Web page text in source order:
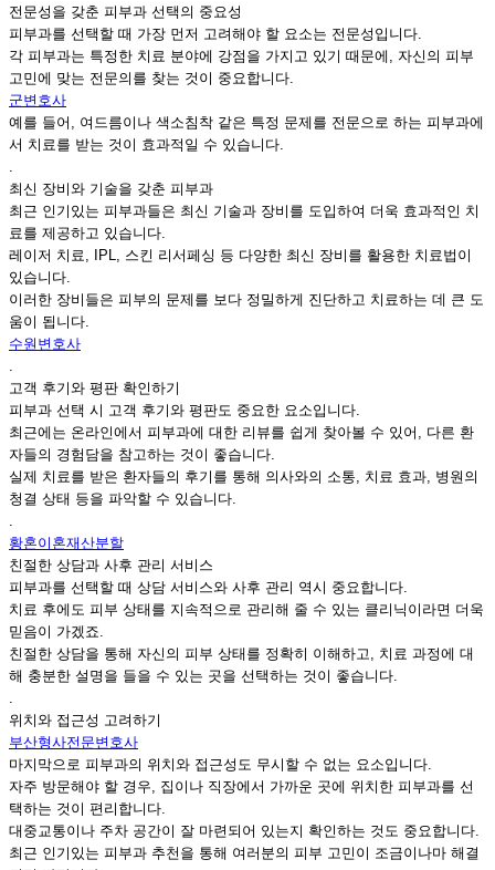
전문성을 갖춘 피부과 선택의 중요성
피부과를 선택할 때 가장 먼저 고려해야 할 요소는 전문성입니다.
각 피부과는 특정한 치료 분야에 강점을 가지고 있기 때문에, 자신의 피부
고민에 맞는 전문의를 찾는 것이 중요합니다.
군변호사
예를 들어, 여드름이나 색소침착 같은 특정 문제를 전문으로 하는 피부과에
서 치료를 받는 것이 효과적일 수 있습니다.
.
최신 장비와 기술을 갖춘 피부과
최근 인기있는 피부과들은 최신 기술과 장비를 도입하여 더욱 효과적인 치
료를 제공하고 있습니다.
레이저 치료, IPL, 스킨 리서페싱 등 다양한 최신 장비를 활용한 치료법이
있습니다.
이러한 장비들은 피부의 문제를 보다 정밀하게 진단하고 치료하는 데 큰 도
움이 됩니다.
수원변호사
.
고객 후기와 평판 확인하기
피부과 선택 시 고객 후기와 평판도 중요한 요소입니다.
최근에는 온라인에서 피부과에 대한 리뷰를 쉽게 찾아볼 수 있어, 다른 환
자들의 경험담을 참고하는 것이 좋습니다.
실제 치료를 받은 환자들의 후기를 통해 의사와의 소통, 치료 효과, 병원의
청결 상태 등을 파악할 수 있습니다.
.
황혼이혼재산분할
친절한 상담과 사후 관리 서비스
피부과를 선택할 때 상담 서비스와 사후 관리 역시 중요합니다.
치료 후에도 피부 상태를 지속적으로 관리해 줄 수 있는 클리닉이라면 더욱
믿음이 가겠죠.
친절한 상담을 통해 자신의 피부 상태를 정확히 이해하고, 치료 과정에 대
해 충분한 설명을 들을 수 있는 곳을 선택하는 것이 좋습니다.
.
위치와 접근성 고려하기
부산형사전문변호사
마지막으로 피부과의 위치와 접근성도 무시할 수 없는 요소입니다.
자주 방문해야 할 경우, 집이나 직장에서 가까운 곳에 위치한 피부과를 선
택하는 것이 편리합니다.
대중교통이나 주차 공간이 잘 마련되어 있는지 확인하는 것도 중요합니다.
최근 인기있는 피부과 추천을 통해 여러분의 피부 고민이 조금이나마 해결